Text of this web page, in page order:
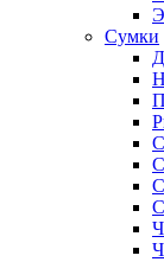
Сумки